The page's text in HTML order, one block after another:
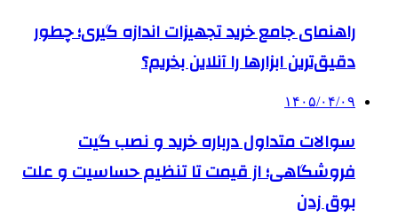
راهنمای جامع خرید تجهیزات اندازه گیری؛ چطور
دقیق‌ترین ابزارها را آنلاین بخریم؟
۱۴۰۵/۰۴/۰۹
سوالات متداول درباره خرید و نصب گیت
فروشگاهی؛ از قیمت تا تنظیم حساسیت و علت
بوق زدن